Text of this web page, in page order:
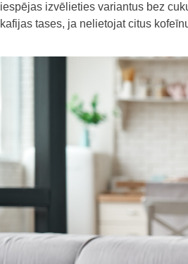
iespējas izvēlieties variantus bez
kafijas tases, ja nelietojat citus